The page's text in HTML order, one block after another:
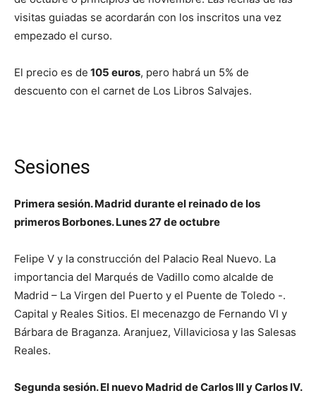
visitas guiadas se acordarán con los inscritos una vez
empezado el curso.
El precio es de 105 euros, pero habrá un 5% de
descuento con el carnet de Los Libros Salvajes.
Sesiones
Primera sesión. Madrid durante el reinado de los
primeros Borbones. Lunes 27 de octubre
Felipe V y la construcción del Palacio Real Nuevo. La
importancia del Marqués de Vadillo como alcalde de
Madrid – La Virgen del Puerto y el Puente de Toledo -.
Capital y Reales Sitios. El mecenazgo de Fernando VI y
Bárbara de Braganza. Aranjuez, Villaviciosa y las Salesas
Reales.
Segunda sesión. El nuevo Madrid de Carlos III y Carlos IV.